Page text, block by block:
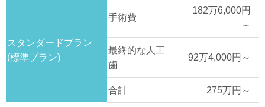
スタンダードプラン
(標準プラン)
手術費
182万6,000円
～
最終的な人工
歯
92万4,000円～
合計 275万円～